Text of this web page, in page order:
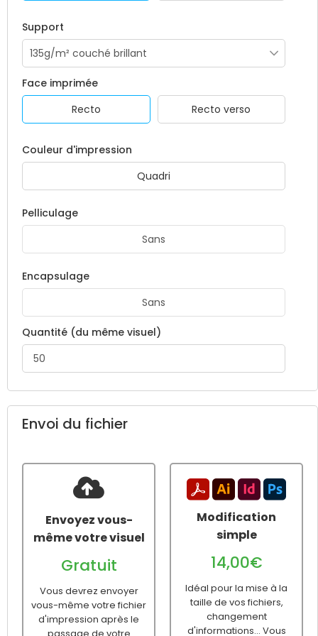
Support
Face imprimée
Recto
Recto verso
Couleur d'impression
Quadri
Pelliculage
Sans
Encapsulage
Sans
Quantité (du même visuel)
Envoi du fichier
Envoyez vous-
même votre visuel
Gratuit
Vous devrez envoyer
vous-même votre fichier
d'impression après le
Modification
simple
14,00€
Idéal pour la mise à la
taille de vos fichiers,
changement
d'informations... Vous